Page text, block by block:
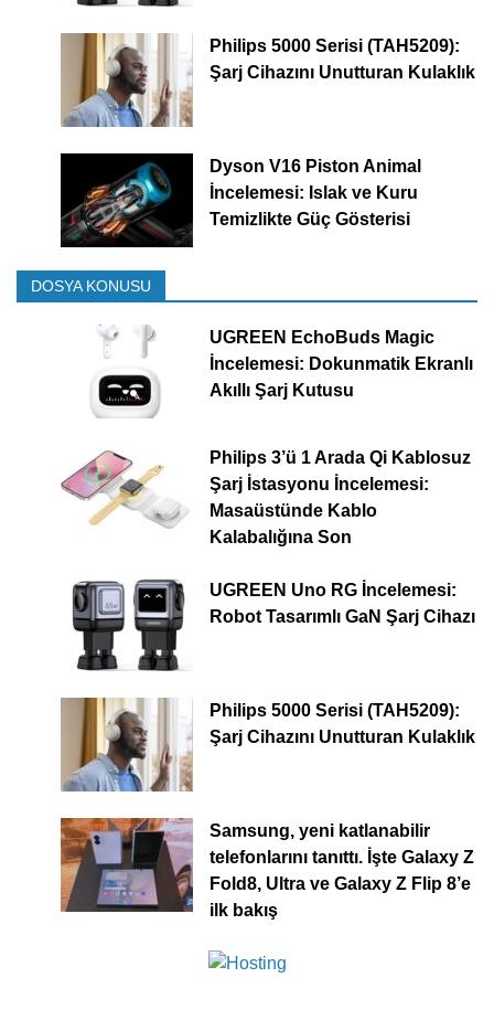
Philips 5000 Serisi (TAH5209):
Şarj Cihazını Unutturan Kulaklık
Dyson V16 Piston Animal
İncelemesi: Islak ve Kuru
Temizlikte Güç Gösterisi
DOSYA KONUSU
UGREEN EchoBuds Magic
İncelemesi: Dokunmatik Ekranlı
Akıllı Şarj Kutusu
Philips 3’ü 1 Arada Qi Kablosuz
Şarj İstasyonu İncelemesi:
Masaüstünde Kablo
Kalabalığına Son
UGREEN Uno RG İncelemesi:
Robot Tasarımlı GaN Şarj Cihazı
Philips 5000 Serisi (TAH5209):
Şarj Cihazını Unutturan Kulaklık
Samsung, yeni katlanabilir
telefonlarını tanıttı. İşte Galaxy Z
Fold8, Ultra ve Galaxy Z Flip 8’e
ilk bakış